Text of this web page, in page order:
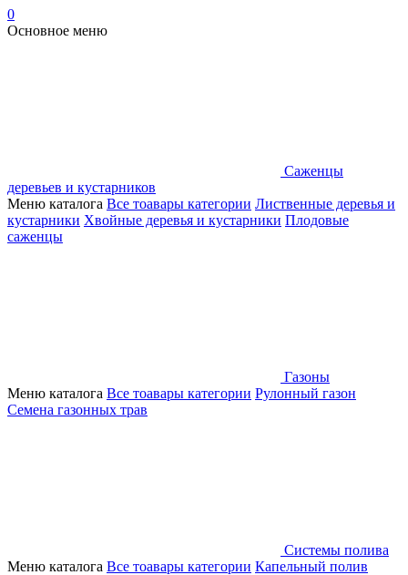
0
Основное меню
Саженцы
деревьев и кустарников
Меню каталога Все тоавары категории Лиственные деревья и
кустарники Хвойные деревья и кустарники Плодовые
саженцы
Газоны
Меню каталога Все тоавары категории Рулонный газон
Семена газонных трав
Системы полива
Меню каталога Все тоавары категории Капельный полив